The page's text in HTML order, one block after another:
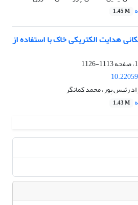
1.45 M
هدایت الکتریکی خاک با استفاده از
1113-1126
رئیس پور، محمد کمانگر
1.43 M